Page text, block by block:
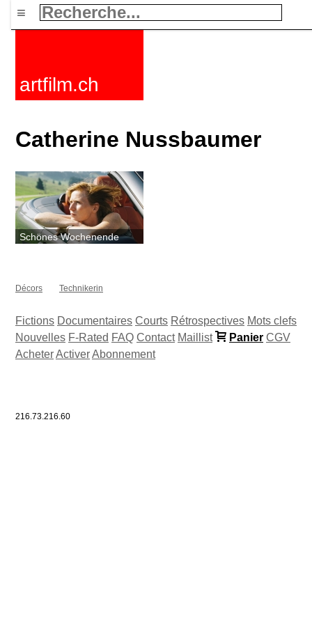
≡
artfilm.ch
Catherine Nussbaumer
Schönes Wochenende
Décors Technikerin
Fictions Documentaires Courts Rétrospectives Mots clefs
Nouvelles F-Rated FAQ Contact Maillist Panier CGV
AcheterActiverAbonnement
216.73.216.60